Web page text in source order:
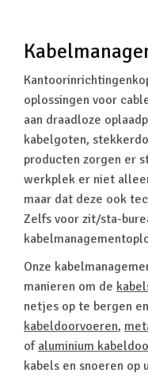
oplossingen voor
aan draadloze
kabelgoten,
producten zorgen er
werkplek er niet
maar dat deze ook
Zelfs voor zit/sta-
Onze
manieren om de
netjes op te bergen
kabeldoorvoeren,
of aluminium
kabels en snoeren op